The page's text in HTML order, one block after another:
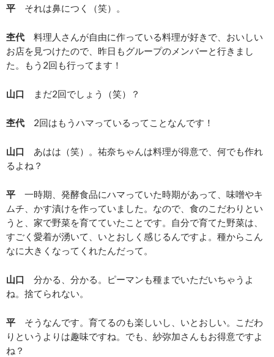
平 それは鼻につく（笑）。
杢代 料理人さんが自由に作っている料理が好きで、おいしい
お店を見つけたので、昨日もグループのメンバーと行きまし
た。もう2回も行ってます！
山口 まだ2回でしょう（笑）？
杢代 2回はもうハマっているってことなんです！
山口
あはは（笑）。祐奈ちゃんは料理が得意で、何でも作れ
るよね？
平 一時期、発酵食品にハマっていた時期があって、味噌やキ
ムチ、かす漬けを作っていました。なので、食のこだわりとい
うと、家で野菜を育てていたことです。自分で育てた野菜は、
すごく愛着が湧いて、いとおしく感じるんですよ。種からこん
なに大きくなってくれたんだって。
山口
分かる、分かる。ピーマンも種までいただいちゃうよ
ね。捨てられない。
平 そうなんです。育てるのも楽しいし、いとおしい。こだわ
りというよりは趣味ですね。でも、紗弥加さんもお得意ですよ
ね？